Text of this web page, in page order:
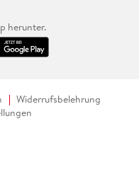
herunter.
Widerrufsbelehrung